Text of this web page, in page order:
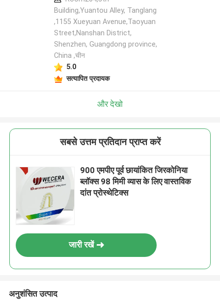
Building,Yuantou Alley, Tanglang
,1155 Xueyuan Avenue,Taoyuan
Street,Nanshan District,
Shenzhen, Guangdong province,
China ,चीन
5.0
सत्यापित प्रदायक
और देखो
सबसे उत्तम प्रतिदान प्राप्त करें
900 एमपीए पूर्व छायांकित जिरकोनिया
ब्लॉक्स 98 मिमी व्यास के लिए वास्तविक
दांत प्रोस्थेटिक्स
जारी रखें
अनुशंसित उत्पाद